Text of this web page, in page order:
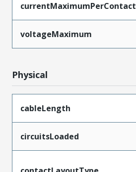
currentMaximumPerContact
voltageMaximum
Physical
cableLength
circuitsLoaded